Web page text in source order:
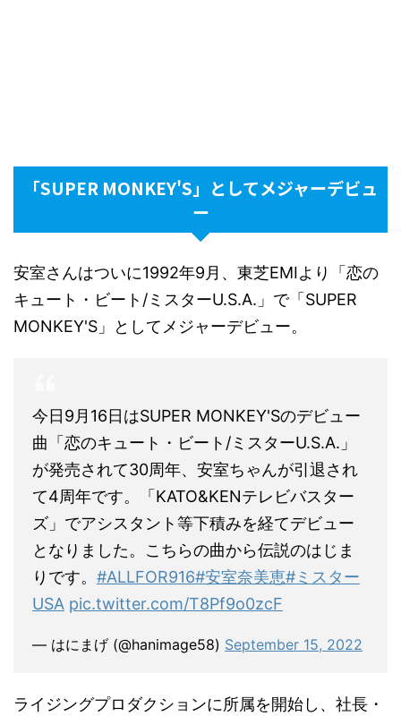
「SUPER MONKEY'S」としてメジャーデビュ
ー
安室さんはついに1992年9月、東芝EMIより「恋の
キュート・ビート/ミスターU.S.A.」で「SUPER
MONKEY'S」としてメジャーデビュー。
今日9月16日はSUPER MONKEY'Sのデビュー
曲「恋のキュート・ビート/ミスターU.S.A.」
が発売されて30周年、安室ちゃんが引退され
て4周年です。「KATO&KENテレビバスター
ズ」でアシスタント等下積みを経てデビュー
となりました。こちらの曲から伝説のはじま
りです。 #ALLFOR916#安室奈美恵#ミスター
USA pic.twitter.com/T8Pf9o0zcF
— はにまげ (@hanimage58) September 15, 2022
ライジングプロダクションに所属を開始し、社長・